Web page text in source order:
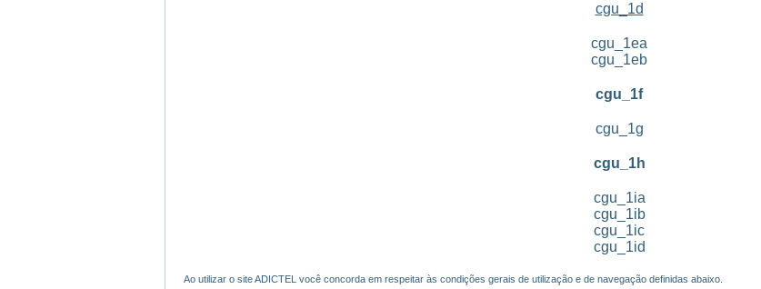
cgu_1d
cgu_1ea
cgu_1eb
cgu_1f
cgu_1g
cgu_1h
cgu_1ia
cgu_1ib
cgu_1ic
cgu_1id
Ao utilizar o site ADICTEL você concorda em respeitar às condições gerais de utilização e de navegação definidas abaixo.